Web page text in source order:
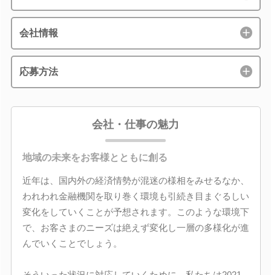
会社情報
応募方法
会社・仕事の魅力
地域の未来をお客様とともに創る
近年は、国内外の経済情勢が混迷の様相をみせるなか、
われわれ金融機関を取り巻く環境も引続き目まぐるしい
変化をしていくことが予想されます。このような環境下
で、お客さまのニーズは絶えず変化し一層の多様化が進
んでいくことでしょう。